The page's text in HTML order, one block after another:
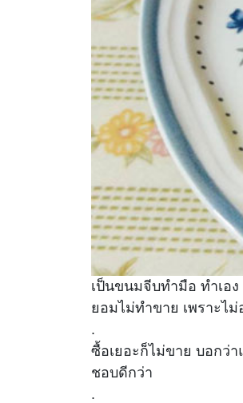
เป็นขนมจีบทำมือ ทำเอ
ยอมไม่ทำขาย เพราะไ
.
ซื้อเยอะก็ไม่ขาย บอกว่
ชอบดีกว่า
.